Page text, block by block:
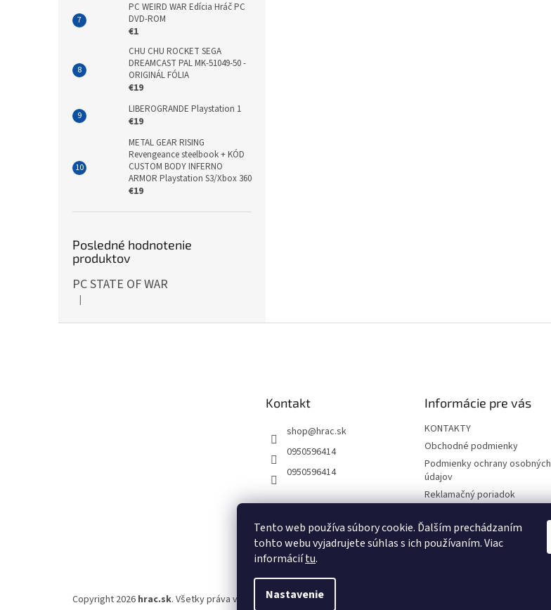
Tento web používa súbory cookie. Ďalším prechádzaním
tohto webu vyjadrujete súhlas s ich používaním. Viac
informáciítu.
Nastavenie
PC WEIRD WAR Edícia Hráč PC
DVD-ROM
€1
CHU CHU ROCKET SEGA
DREAMCAST PAL MK-51049-50 -
ORIGINÁL FÓLIA
€19
LIBEROGRANDE Playstation 1
€19
METAL GEAR RISING
Revengeance steelbook + KÓD
CUSTOM BODY INFERNO
ARMOR Playstation S3/Xbox 360
€19
Posledné hodnotenie
produktov
PC STATE OF WAR
Hodnotenie produktu je 5 z 5 hviezdičiek.
|
Kontakt
shop@hrac.sk
0950596414
0950596414
Informácie pre vás
KONTAKTY
Obchodné podmienky
Podmienky ochrany osobných
údajov
Reklamačný poriadok
zmluvy
Reklamačný formulár
Copyright 2026 hrac.sk. Všetky práva vyhradené.Upraviť nastavenie cookies